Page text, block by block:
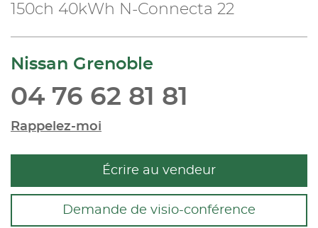
150ch 40kWh N-Connecta 22
Nissan Grenoble
04 76 62 81 81
Rappelez-moi
Écrire au vendeur
Demande de visio-conférence